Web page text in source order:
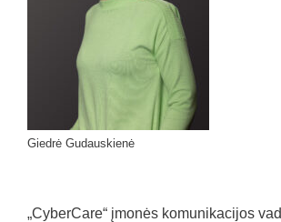
Giedrė Gudauskienė
„CyberCare“ įmonės komunikacijos